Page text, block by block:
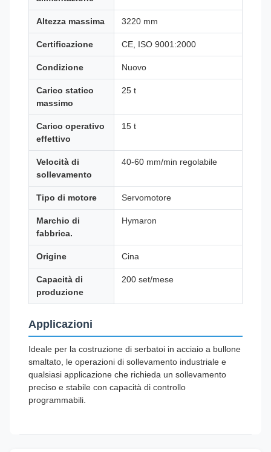
Altezza massima 3220 mm
Certificazione CE, ISO 9001:2000
Condizione Nuovo
Carico statico
massimo
25 t
Carico operativo
effettivo
15 t
Velocità di
sollevamento
40-60 mm/min regolabile
Tipo di motore Servomotore
Marchio di
fabbrica.
Hymaron
Origine Cina
Capacità di
produzione
200 set/mese
Applicazioni
Ideale per la costruzione di serbatoi in acciaio a bullone
smaltato, le operazioni di sollevamento industriale e
qualsiasi applicazione che richieda un sollevamento
preciso e stabile con capacità di controllo
programmabili.